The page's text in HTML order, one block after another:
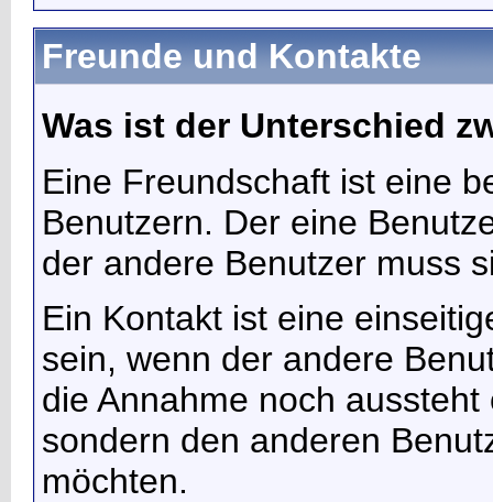
Freunde und Kontakte
Was ist der Unterschied
Eine Freundschaft ist eine
Benutzern. Der eine
der andere Benutzer muss
Ein Kontakt ist eine
sein, wenn der andere
die Annahme noch
sondern den anderen
möchten.